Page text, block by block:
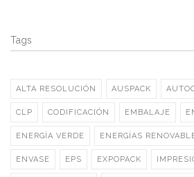
Tags
ALTA RESOLUCIÓN AUSPACK
CLP CODIFICACIÓN EMBALAJE
ENERGÍA VERDE ENERGÍAS
ENVASE EPS EXPOPACK